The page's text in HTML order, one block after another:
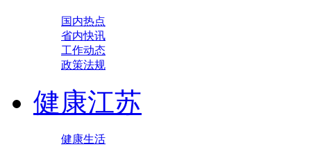
国内热点
省内快讯
工作动态
政策法规
健康江苏
健康生活